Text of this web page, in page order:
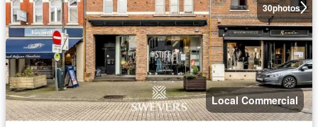
30photos
Local Commercial